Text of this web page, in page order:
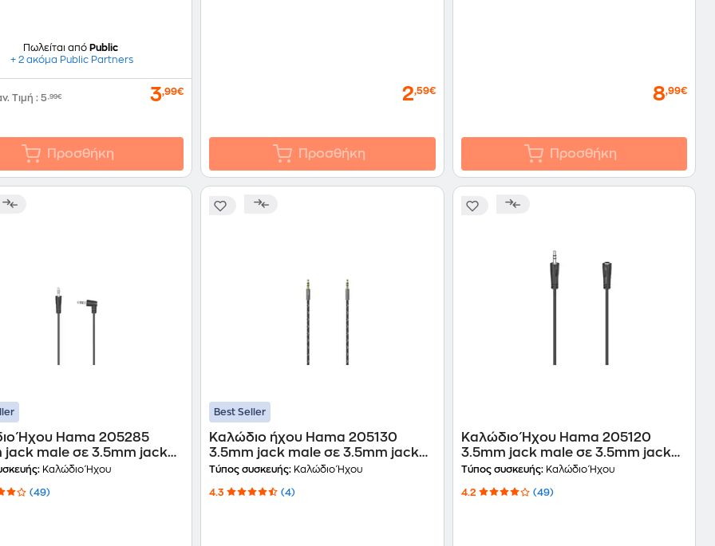
Πωλείται από Public
+ 2 ακόμα Public Partners
Τιμή : 5,99€ 3,99€
Προσθήκη
2,59€
Προσθήκη
8,99€
Προσθήκη
Ήχου Hama 205285
jack male σε 3.5mm jack
- 0.5 mΚαλώδιο Ήχου
(49)
Best Seller
Καλώδιο ήχου Hama 205130
3.5mm jack male σε 3.5mm jack
male - 1.5m
Τύπος συσκευής: Καλώδιο Ήχου
4.3 (4)
Καλώδιο Ήχου Hama 205120
3.5mm jack male σε 3.5mm jack
female - 3m
Τύπος συσκευής:Καλώδιο Ήχου
4.2 (49)